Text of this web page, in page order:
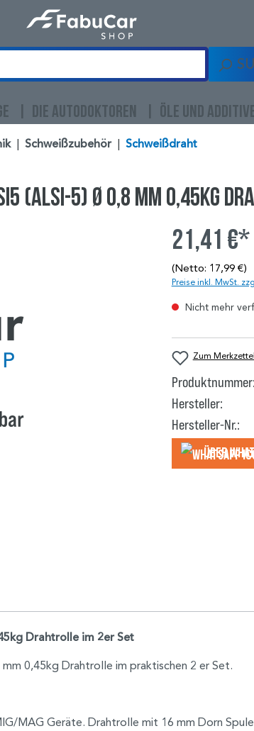
DIE AUTODOKTOREN ÖLE UND
Schweißzubehör Schweißdraht
(ALSI-5) Ø 0,8 mm 0,45kg
21,41 €*
(Netto: 17,99 €)
Preise inkl. MwSt.
Nicht mehr
Zum
Produktnummer:
Hersteller:
Hersteller-Nr.:
Über
Drahtrolle im 2er Set
0,45kg Drahtrolle im praktischen 2 er Set.
MAG Geräte. Drahtrolle mit 16 mm Dorn